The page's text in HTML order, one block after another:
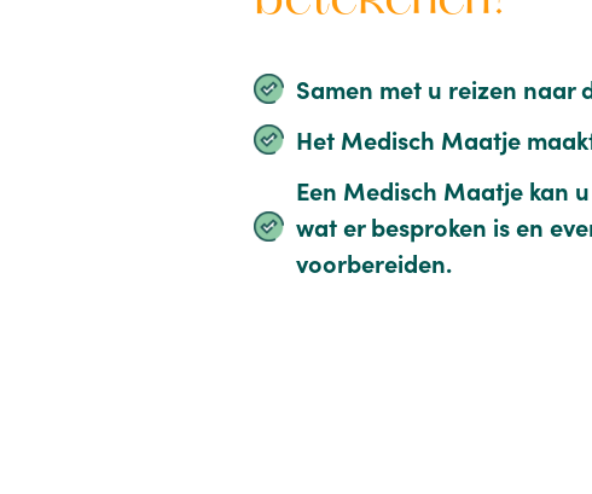
Samen met u reizen naar
Het Medisch Maatje
Een Medisch Maatje kan
wat er besproken is en
voorbereiden.